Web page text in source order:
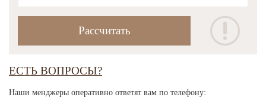
ЕСТЬ ВОПРОСЫ?
Наши менджеры оперативно ответят вам по телефону: